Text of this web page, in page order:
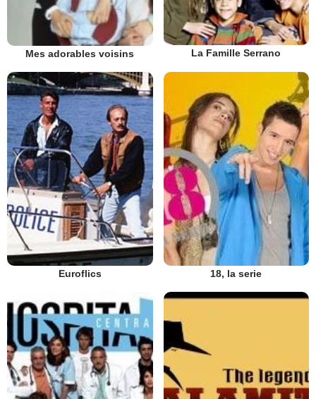
Mes adorables voisins La Famille Serrano
Euroflics 18, la serie